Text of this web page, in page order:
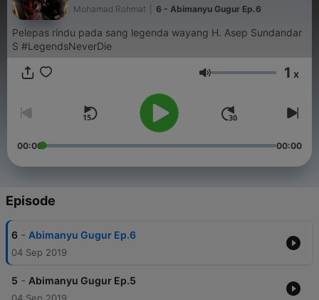
Mohamad Rohmat 6 - Abimanyu Gugur Ep.6
Pelepas rindu pada sang legenda wayang H. Asep Sundandar
S #LegendsNeverDie
Volume 1 x
00:00 00:00
Episode
6 - Abimanyu Gugur Ep.6
04 Sep 2019
5 - Abimanyu Gugur Ep.5